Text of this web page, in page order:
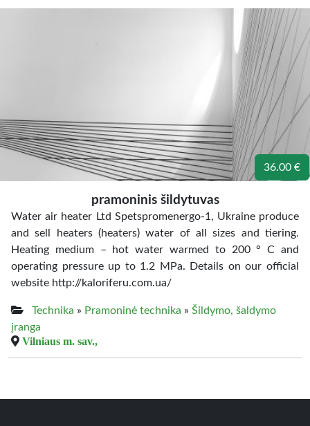
36.00 €
pramoninis šildytuvas
Water air heater Ltd Spetspromenergo-1, Ukraine produce
and sell heaters (heaters) water of all sizes and tiering.
Heating medium – hot water warmed to 200 ° C and
operating pressure up to 1.2 MPa. Details on our official
website http://kaloriferu.com.ua/
Technika » Pramoninė technika » Šildymo, šaldymo
įranga
Vilniaus m. sav.,